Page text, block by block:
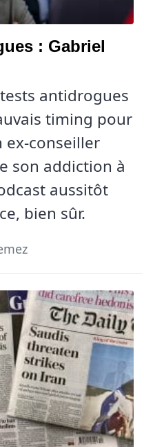
: Gabriel
antidrogues
timing pour
ex-conseiller
son addiction à
aussitôt
bien sûr.